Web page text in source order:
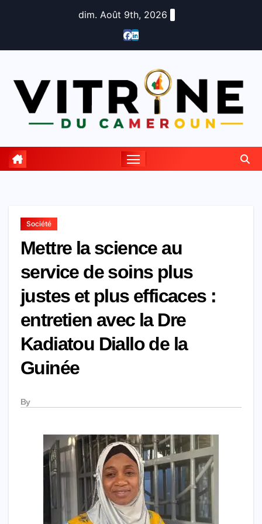
dim. Août 9th, 2026
Société
Mettre la science au
service de soins plus
justes et plus efficaces :
entretien avec la Dre
Kadiatou Diallo de la
Guinée
By